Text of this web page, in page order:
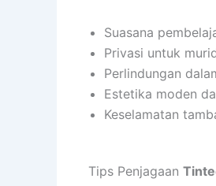
Suasana
Privasi untuk
Perlindungan
Estetika moden
Keselamatan
Tips Penjagaan